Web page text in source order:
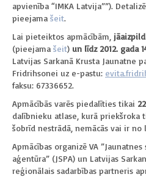
apvienība “IMKA Latvija””).
pieejama šeit.
Lai pieteiktos apmācībām,
(pieejama šeit) un līdz 2012. gada
Latvijas Sarkanā Krusta Jaunatne
Fridrihsonei uz e-pastu:
faksu: 67336652.
Apmācībās varēs piedalīties tikai 22
dalībnieku atlase, kurā
šobrīd nestrādā, nemācās vai ir no
Apmācības organizē VA
aģentūra” (JSPA) un Latvijas
reģionālais sadarbības partneris